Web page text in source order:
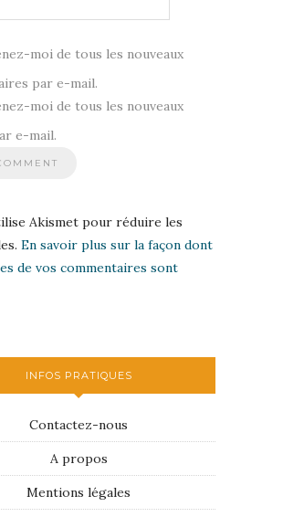
moi de tous les nouveaux
par e-mail.
moi de tous les nouveaux
e-mail.
Akismet pour réduire les
En savoir plus sur la façon dont
de vos commentaires sont
INFOS PRATIQUES
Contactez-nous
A propos
Mentions légales